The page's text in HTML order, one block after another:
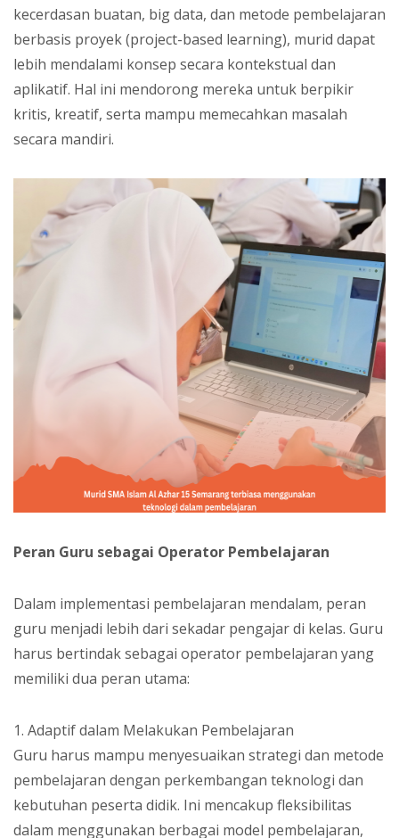
kecerdasan buatan, big data, dan metode pembelajaran
berbasis proyek (project-based learning), murid dapat
lebih mendalami konsep secara kontekstual dan
aplikatif. Hal ini mendorong mereka untuk berpikir
kritis, kreatif, serta mampu memecahkan masalah
secara mandiri.
Peran Guru sebagai Operator Pembelajaran
Dalam implementasi pembelajaran mendalam, peran
guru menjadi lebih dari sekadar pengajar di kelas. Guru
harus bertindak sebagai operator pembelajaran yang
memiliki dua peran utama:
1. Adaptif dalam Melakukan Pembelajaran
Guru harus mampu menyesuaikan strategi dan metode
pembelajaran dengan perkembangan teknologi dan
kebutuhan peserta didik. Ini mencakup fleksibilitas
dalam menggunakan berbagai model pembelajaran,